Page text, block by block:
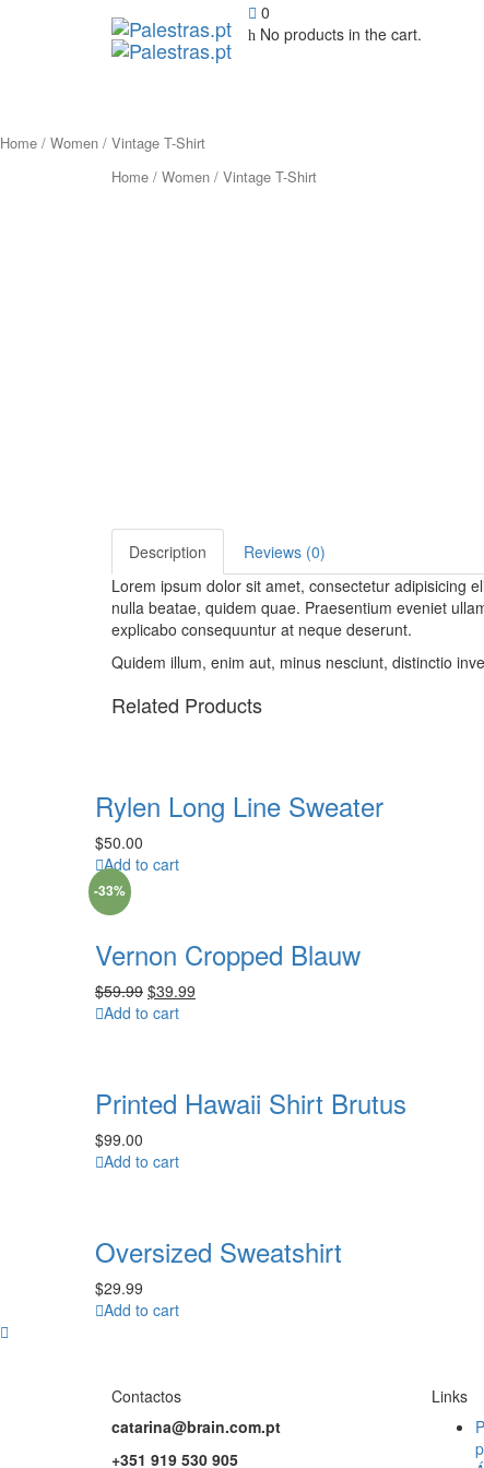
0
No products in the cart.
Home / Women / Vintage T-Shirt
Home / Women / Vintage T-Shirt
Description
Reviews (0)
Lorem ipsum dolor sit amet, consectetur adipisicing
nulla beatae, quidem quae. Praesentium eveniet
explicabo consequuntur at neque deserunt.
Quidem illum, enim aut, minus nesciunt, distinctio
Related Products
Rylen Long Line Sweater
$50.00
Add to cart
-33%
Vernon Cropped Blauw
$59.99 $39.99
Add to cart
Printed Hawaii Shirt Brutus
$99.00
Add to cart
Oversized Sweatshirt
$29.99
Add to cart
Contactos
catarina@brain.com.pt
+351 919 530 905
Links